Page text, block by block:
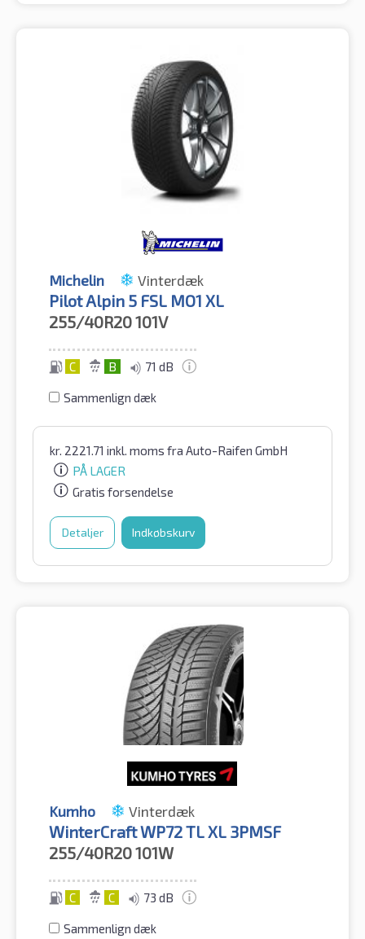
Michelin Vinterdæk
Pilot Alpin 5 FSL MO1 XL
255/40R20101V
C B 71 dB
Sammenlign dæk
kr. 2221.71 inkl. moms fra Auto-Raifen GmbH
PÅ LAGER
Gratis forsendelse
Detaljer Indkøbskurv
Kumho Vinterdæk
WinterCraft WP72 TL XL 3PMSF
255/40R20101W
C C 73 dB
Sammenlign dæk